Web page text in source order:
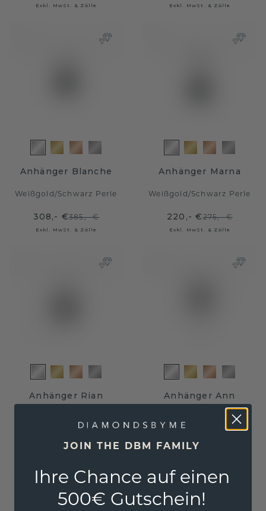
Exkl. MwSt. & Zölle Exkl. MwSt. & Zölle
Anhänger Blanche
Weißgold/Schwarz Perle
308,- €385,- €
Exkl. MwSt. & Zölle
Anhänger Marna
Weißgold/Schwarz Perle
220,- €275,- €
Exkl. MwSt. & Zölle
Anhänger Rian
559,20 €699,- €
Anhänger Ann
Schwarz Perle
356,- €
JOIN THE DBM FAMILY
Ihre Chance auf einen
500€ Gutschein!